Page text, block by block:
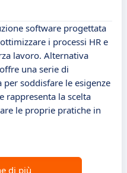
software progettata
i processi HR e
lavoro. Alternativa
una serie di
soddisfare le esigenze
rappresenta la scelta
le proprie pratiche in
di più